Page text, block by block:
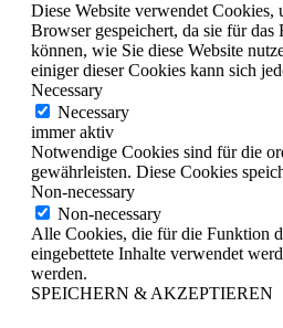
Diese Website verwendet
Browser gespeichert, da sie für
können, wie Sie diese Website
einiger dieser Cookies kann sich
Necessary
Necessary
immer aktiv
Notwendige Cookies sind für die
gewährleisten. Diese Cookies
Non-necessary
Non-necessary
Alle Cookies, die für die Funktion
eingebettete Inhalte verwendet
werden.
SPEICHERN & AKZEPTIEREN